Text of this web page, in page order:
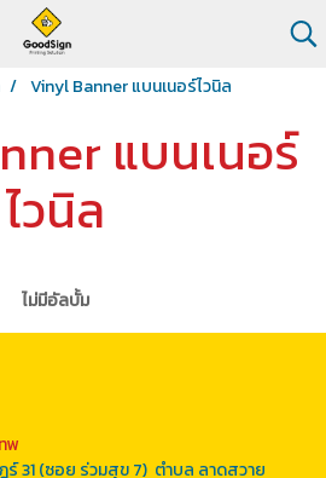
Vinyl Banner แบนเนอร์ไวนิล
แบนเนอร์
ไวนิล
ไม่มีอัลบั้ม
พ
ร์ 31 (ซอย ร่วมสุข 7) ตำบล ลาดสวาย